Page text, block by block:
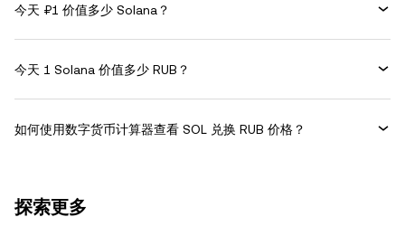
今天 ₽1 价值多少 Solana？
今天 1 Solana 价值多少 RUB？
如何使用数字货币计算器查看 SOL 兑换 RUB 价格？
探索更多